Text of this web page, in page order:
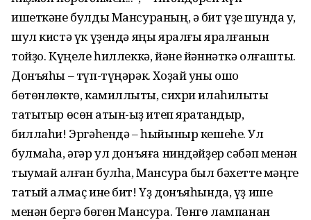
ишеткәне булды Мансураның, ә бит үҙе шунда уҡ,
шул кистә үк үҙендә яңы яралғы яралғанын
тойҙо. Күңеле һиллеккә, йәне йәннәткә олғашты.
Донъяһы – түп-түңәрәк. Хоҙай уны ошо
бөтөнлөктө, камиллыҡты, сихри илаһилыҡты
татытыр өсөн ҡатын-ҡыҙ итеп яратҡандыр,
биллаһи! Эргәһендә – һыйыныр кешеһе. Ул
булмаһа, әгәр ул донъяға ниндәйҙер сәбәп менән
тыумай ҡалған булһа, Мансура был бәхетте мәңге
татый алмаҫ ине бит! Үҙ донъяһында, үҙ ише
менән бергә бөгөн Мансура. Төнгө лампанан